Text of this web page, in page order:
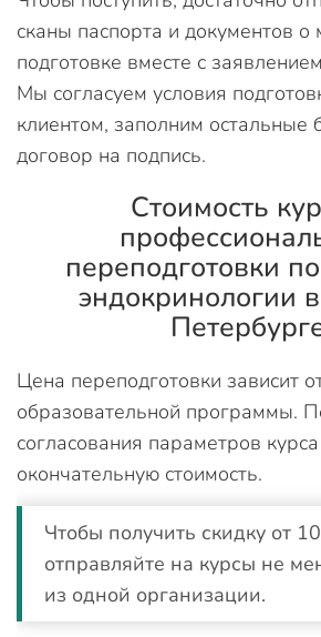
сканы паспорта и документов о
подготовке вместе с
Мы согласуем условия
клиентом, заполним
договор на подпись.
Стоимость
переподготовки
эндокринологии
Цена переподготовки зависит
образовательной программы.
согласования параметров
окончательную стоимость.
Чтобы получить скидку от
отправляйте на курсы не
из одной организации.